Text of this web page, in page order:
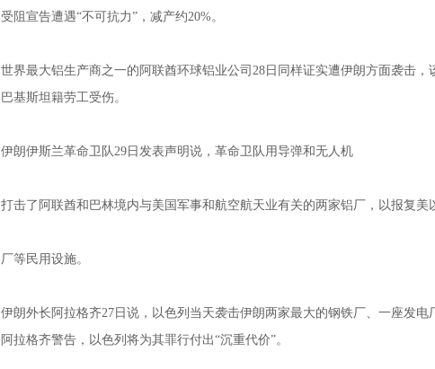
受阻宣告遭遇“不可抗力”，减产约20%。
世界最大铝生产商之一的阿联酋环球铝业公司28日同样证实遭伊朗方面袭击
巴基斯坦籍劳工受伤。
伊朗伊斯兰革命卫队29日发表声明说，革命卫队用导弹和无人机
打击了阿联酋和巴林境内与美国军事和航空航天业有关的两家铝厂，以报复美
厂等民用设施。
伊朗外长阿拉格齐27日说，以色列当天袭击伊朗两家最大的钢铁厂、一座发
阿拉格齐警告，以色列将为其罪行付出“沉重代价”。